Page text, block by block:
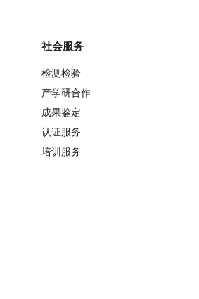
社会服务
检测检验
产学研合作
成果鉴定
认证服务
培训服务